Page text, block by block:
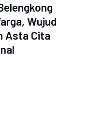
Wujud
Asta Cita